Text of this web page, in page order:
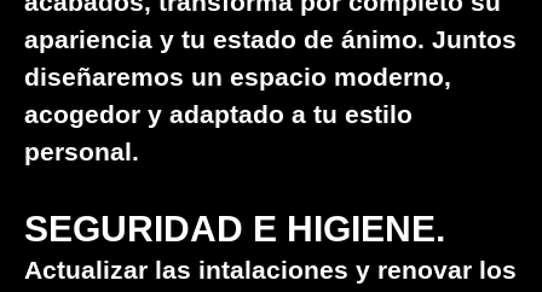
apariencia y tu estado de ánimo. Juntos
diseñaremos un espacio moderno,
acogedor y adaptado a tu estilo
personal.
SEGURIDAD E HIGIENE.
Actualizar las intalaciones y renovar los